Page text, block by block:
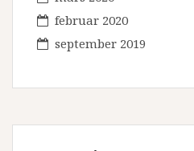
februar 2020
september 2019